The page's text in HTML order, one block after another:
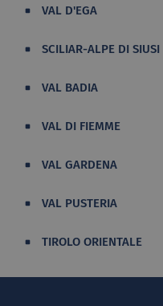
VAL D'EGA
SCILIAR-ALPE DI SIUSI
VAL BADIA
VAL DI FIEMME
VAL GARDENA
VAL PUSTERIA
TIROLO ORIENTALE